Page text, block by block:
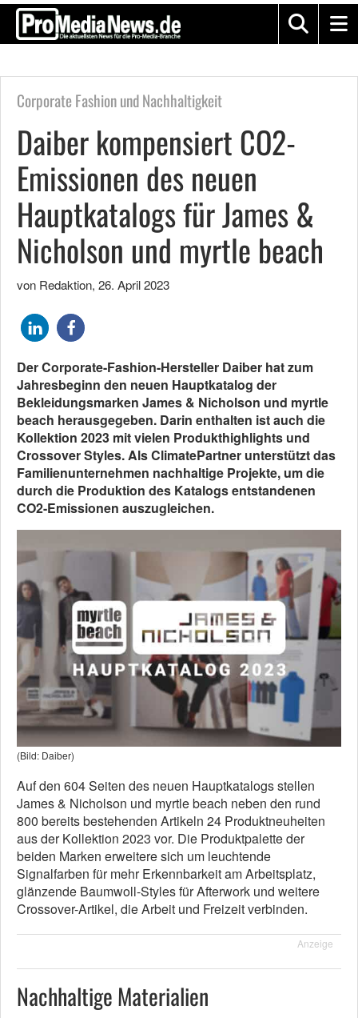
Corporate Fashion und Nachhaltigkeit
Daiber kompensiert CO2-
Emissionen des neuen
Hauptkatalogs für James &
Nicholson und myrtle beach
von Redaktion, 26. April 2023
Der Corporate-Fashion-Hersteller Daiber hat zum
Jahresbeginn den neuen Hauptkatalog der
Bekleidungsmarken James & Nicholson und myrtle
beach herausgegeben. Darin enthalten ist auch die
Kollektion 2023 mit vielen Produkthighlights und
Crossover Styles. Als ClimatePartner unterstützt das
Familienunternehmen nachhaltige Projekte, um die
durch die Produktion des Katalogs entstandenen
CO2-Emissionen auszugleichen.
(Bild: Daiber)
Auf den 604 Seiten des neuen Hauptkatalogs stellen
James & Nicholson und myrtle beach neben den rund
800 bereits bestehenden Artikeln 24 Produktneuheiten
aus der Kollektion 2023 vor. Die Produktpalette der
beiden Marken erweitere sich um leuchtende
Signalfarben für mehr Erkennbarkeit am Arbeitsplatz,
glänzende Baumwoll-Styles für Afterwork und weitere
Crossover-Artikel, die Arbeit und Freizeit verbinden.
Anzeige
Nachhaltige Materialien